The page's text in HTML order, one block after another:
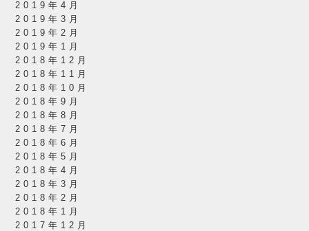
2019年4月
2019年3月
2019年2月
2019年1月
2018年12月
2018年11月
2018年10月
2018年9月
2018年8月
2018年7月
2018年6月
2018年5月
2018年4月
2018年3月
2018年2月
2018年1月
2017年12月